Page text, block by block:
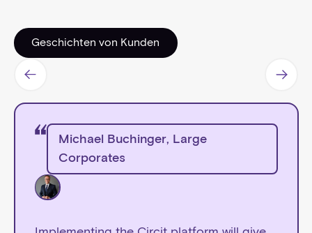
Geschichten von Kunden
Geschichten von Kunden
Michael Buchinger, Large
Corporates